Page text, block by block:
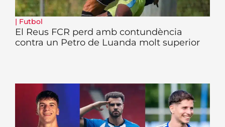
| Futbol
El Reus FCR perd amb contundència
contra un Petro de Luanda molt superior